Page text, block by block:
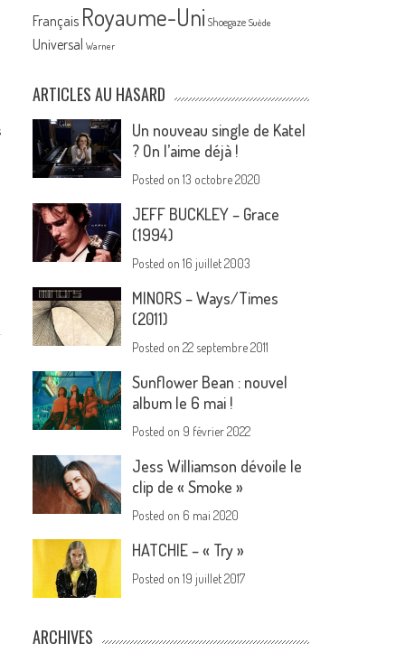
Français Royaume-Uni Shoegaze Suède
Universal Warner
ARTICLES AU HASARD
Un nouveau single de Katel
? On l’aime déjà !
Posted on13 octobre 2020
JEFF BUCKLEY – Grace
(1994)
Posted on16 juillet 2003
MINORS – Ways/Times
(2011)
Posted on22 septembre 2011
Sunflower Bean : nouvel
album le 6 mai !
Posted on 9 février 2022
Jess Williamson dévoile le
clip de « Smoke »
Posted on 6 mai 2020
HATCHIE – « Try »
Posted on19 juillet 2017
ARCHIVES